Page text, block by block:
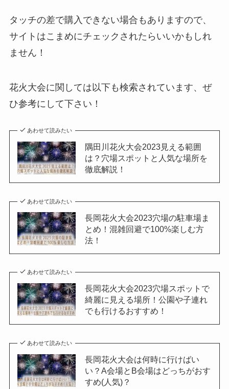
タッチの差で購入できない場合もありますので、
サイトはこまめにチェックされたらいいかもしれ
ません！
花火大会に関しては以下も検索されています、ぜ
ひ参考にして下さい！
あわせて読みたい
隅田川花火大会2023見える範囲
は？穴場スポットと人気な場所を
徹底解説！
あわせて読みたい
長岡花火大会2023穴場の駐車場ま
とめ！混雑回避で100%楽しむ方
法！
あわせて読みたい
長岡花火大会2023穴場スポットで
綺麗に見える場所！公園や子連れ
でも行けるおすすめ！
あわせて読みたい
長岡花火大会は何時に行けばい
い？A会場とB会場はどっちがおす
すめ(人気)？